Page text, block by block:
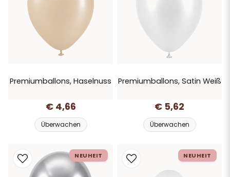
Premiumballons, Haselnuss
€ 4,66
Überwachen
Premiumballons, Satin Weiß
€ 5,62
Überwachen
NEUHEIT NEUHEIT